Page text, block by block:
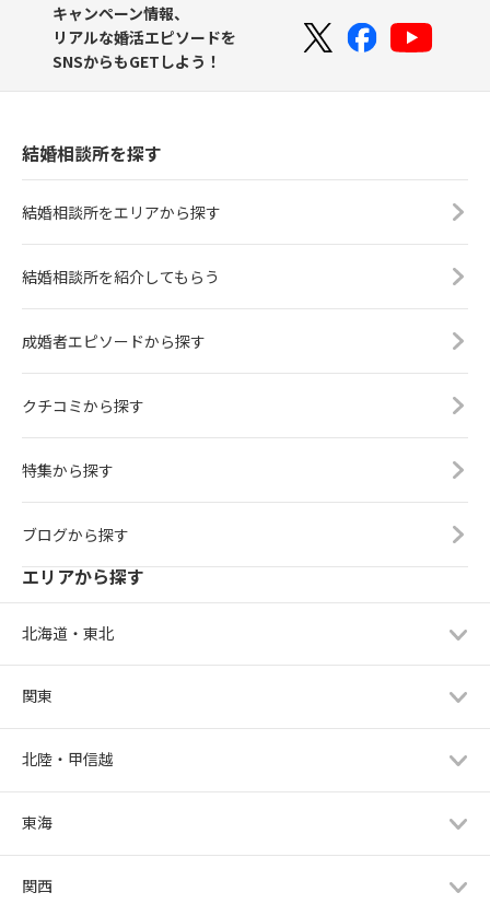
キャンペーン情報、
リアルな婚活エピソードを
SNSからもGETしよう！
結婚相談所を探す
結婚相談所をエリアから探す
結婚相談所を紹介してもらう
成婚者エピソードから探す
クチコミから探す
特集から探す
ブログから探す
エリアから探す
北海道・東北
関東
北陸・甲信越
東海
関西